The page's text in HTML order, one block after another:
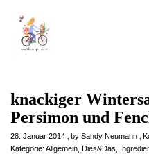
knackiger
Persimon und
28. Januar 2014 by Sandy Neumann
Kategorie: Allgemein Dies&Das